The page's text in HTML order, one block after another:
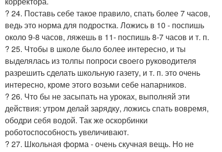
? 24. Поставь себе такое правило, спать более 7 часов,
ведь это норма для подростка. Ложись в 10 - поспишь
около 9-8 часов, ляжешь в 11- поспишь 8-7 часов и т. п.
? 25. Чтобы в школе было более интересно, и ты
выделялась из толпы попроси своего руководителя
разрешить сделать школьную газету, и т. п. это очень
интересно, кроме этого возьми себе напарников.
? 26. Что бы не засыпать на уроках, выполняй эти
действия: утром делай зарядку, ложись спать вовремя,
ободри себя водой. Так же оскорбинки
роботоспособность увеличивают.
? 27. Школьная форма - очень скучная вещь. Но не